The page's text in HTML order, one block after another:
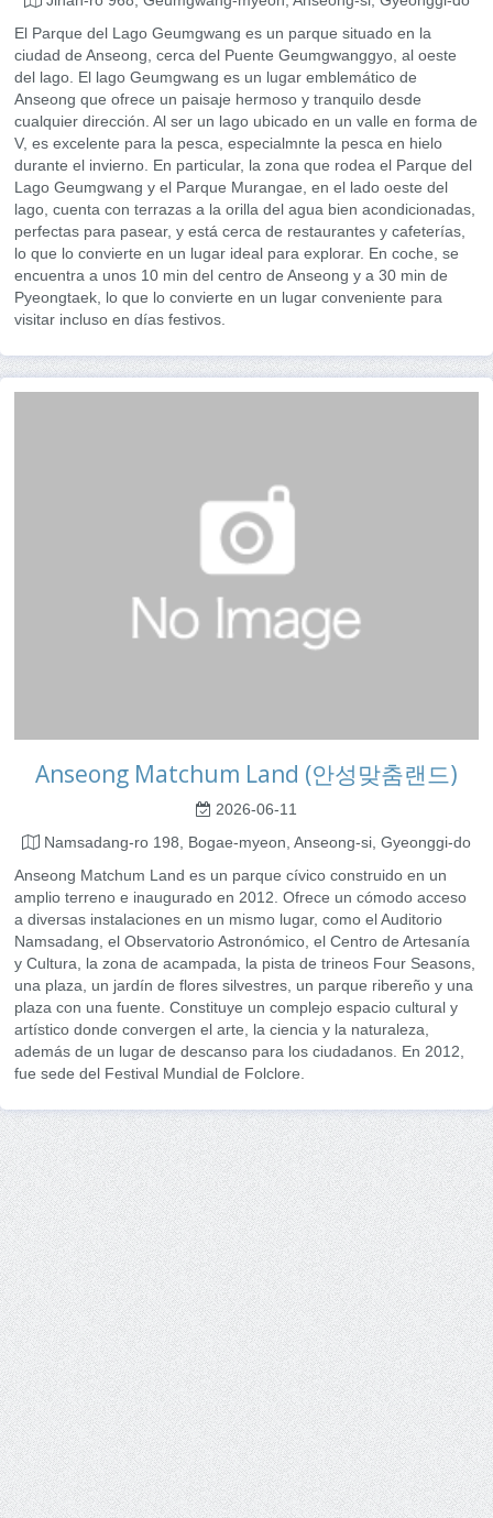
El Parque del Lago Geumgwang es un parque situado en la
ciudad de Anseong, cerca del Puente Geumgwanggyo, al oeste
del lago. El lago Geumgwang es un lugar emblemático de
Anseong que ofrece un paisaje hermoso y tranquilo desde
cualquier dirección. Al ser un lago ubicado en un valle en forma de
V, es excelente para la pesca, especialmnte la pesca en hielo
durante el invierno. En particular, la zona que rodea el Parque del
Lago Geumgwang y el Parque Murangae, en el lado oeste del
lago, cuenta con terrazas a la orilla del agua bien acondicionadas,
perfectas para pasear, y está cerca de restaurantes y cafeterías,
lo que lo convierte en un lugar ideal para explorar. En coche, se
encuentra a unos 10 min del centro de Anseong y a 30 min de
Pyeongtaek, lo que lo convierte en un lugar conveniente para
visitar incluso en días festivos.
Anseong Matchum Land (안성맞춤랜드)
2026-06-11
Namsadang-ro 198, Bogae-myeon, Anseong-si, Gyeonggi-do
Anseong Matchum Land es un parque cívico construido en un
amplio terreno e inaugurado en 2012. Ofrece un cómodo acceso
a diversas instalaciones en un mismo lugar, como el Auditorio
Namsadang, el Observatorio Astronómico, el Centro de Artesanía
y Cultura, la zona de acampada, la pista de trineos Four Seasons,
una plaza, un jardín de flores silvestres, un parque ribereño y una
plaza con una fuente. Constituye un complejo espacio cultural y
artístico donde convergen el arte, la ciencia y la naturaleza,
además de un lugar de descanso para los ciudadanos. En 2012,
fue sede del Festival Mundial de Folclore.